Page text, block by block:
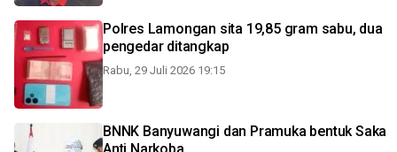
Polres Lamongan sita 19,85 gram sabu, dua
pengedar ditangkap
Rabu, 29 Juli 2026 19:15
BNNK Banyuwangi dan Pramuka bentuk Saka